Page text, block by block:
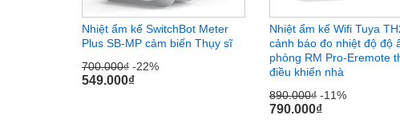
Nhiệt ẩm kế SwitchBot Meter
Plus SB-MP cảm biến Thụy sĩ
700.000₫ -22%
549.000₫
Nhiệt ẩm kế Wifi Tuya
cảnh báo đo nhiệt độ độ
phòng RM Pro-Eremote
điều khiển nhà
890.000₫ -11%
790.000₫